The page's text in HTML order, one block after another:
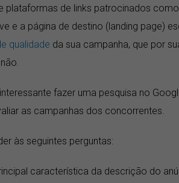
plataformas de links patrocinados
e a página de destino (landing page)
qualidade da sua campanha, que por
fazer uma pesquisa no
as campanhas dos concorrentes.
às seguintes perguntas:
característica da descrição do